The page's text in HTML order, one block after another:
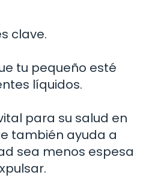
clave.
tu pequeño esté
líquidos.
para su salud en
también ayuda a
sea menos espesa